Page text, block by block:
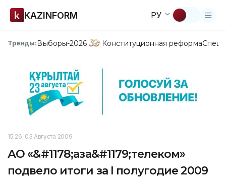
KAZINFORM РУ
Тренды:Выборы-2026 Конституционная реформа
15:26, 03 Августа 2009
АО «&#1178;аза&#1179;телеком»
подвело итоги за I полугодие 2009